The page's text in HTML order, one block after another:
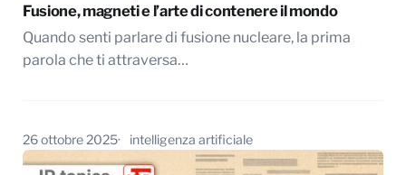
Fusione, magneti e l’arte di contenere il mondo
Quando senti parlare di fusione nucleare, la prima
parola che ti attraversa…
26 ottobre 2025 intelligenza artificiale